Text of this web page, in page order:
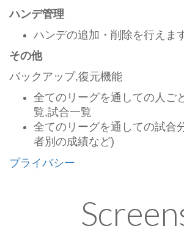
ハンデ管理
ハンデの追加・削除を行えま
その他
バックアップ,復元機能
全てのリーグを通しての人ご
覧,試合一覧
全てのリーグを通しての試合
者別の成績など)
プライバシー